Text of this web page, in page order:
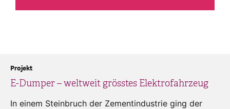
E-Dumper – weltweit grösstes Elektrofahrzeug
Projekt
In einem Steinbruch der Zementindustrie ging der